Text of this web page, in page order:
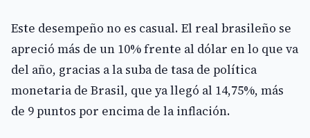
Este desempeño no es casual. El real brasileño se
apreció más de un 10% frente al dólar en lo que va
del año, gracias a la suba de tasa de política
monetaria de Brasil, que ya llegó al 14,75%, más
de 9 puntos por encima de la inflación.